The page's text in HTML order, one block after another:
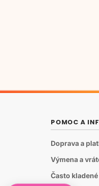
POMOC A
Doprava a
Výmena a
Často